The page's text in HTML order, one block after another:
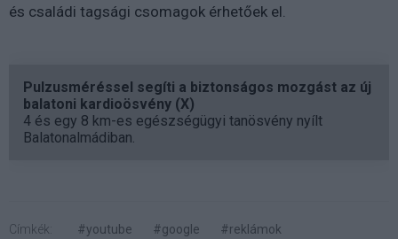
és családi tagsági csomagok érhetőek el.
Pulzusméréssel segíti a biztonságos mozgást az új
balatoni kardioösvény (X)
4 és egy 8 km-es egészségügyi tanösvény nyílt
Balatonalmádiban.
Címkék: #youtube #google #reklámok